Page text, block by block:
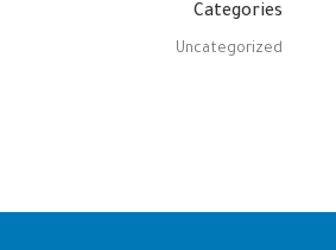
Categories
Uncategorized